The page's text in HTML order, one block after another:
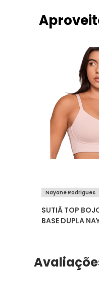
Nayane Rodrigues
SUTIÃ TOP
BASE DUPLA